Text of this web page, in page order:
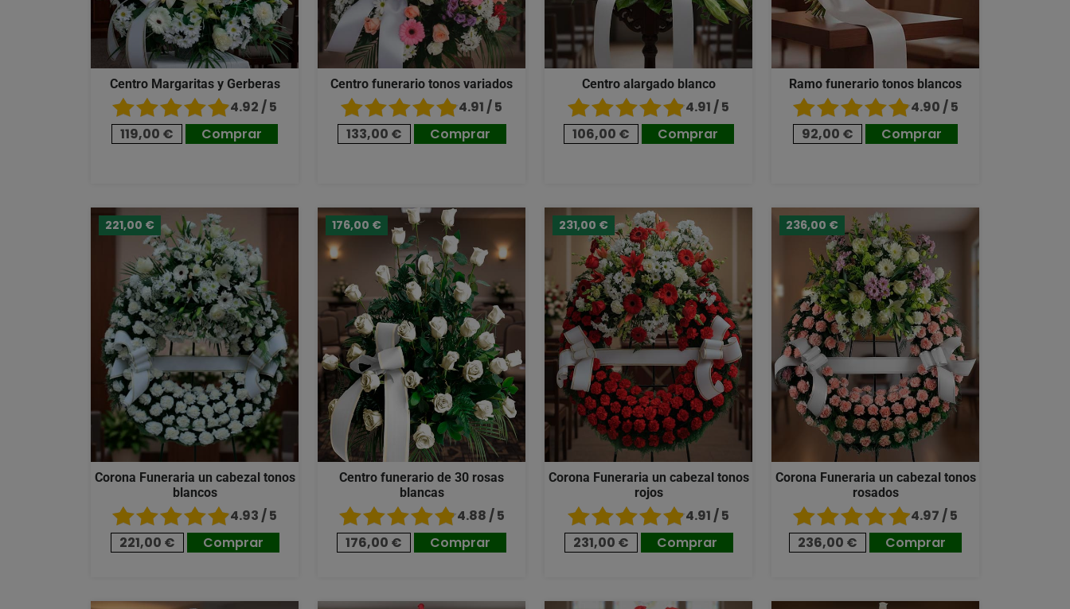
Centro Margaritas y Gerberas
4.92 / 5
119,00 €
Comprar
Centro funerario tonos variados
4.91 / 5
133,00 €
Comprar
Centro alargado blanco
4.91 / 5
106,00 €
Comprar
Ramo funerario tonos blancos
4.90 / 5
92,00 €
Comprar
221,00 €
Corona Funeraria un cabezal tonos
blancos
4.93 / 5
221,00 €
Comprar
176,00 €
Centro funerario de 30 rosas
blancas
4.88 / 5
176,00 €
Comprar
231,00 €
Corona Funeraria un cabezal tonos
rojos
4.91 / 5
231,00 €
Comprar
236,00 €
Corona Funeraria un cabezal tonos
rosados
4.97 / 5
236,00 €
Comprar